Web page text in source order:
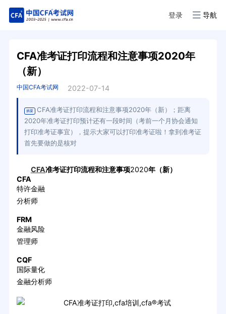
登录 导航
CFA准考证打印流程和注意事项2020年
（新）
中国CFA考试网 2022-07-14
摘要
CFA准考证打印流程和注意事项2020年（新）；距离
2020年准考证打印预计还有一段时间（考前一个月协会通知
打印准考证事宜），提示大家可以打印准考证啦！拿到准考证
首先要做的是核对
CFA准考证打印流程和注意事项2020年（新）
CFA
特许金融
分析师
FRM
金融风险
管理师
CQF
国际量化
金融分析师